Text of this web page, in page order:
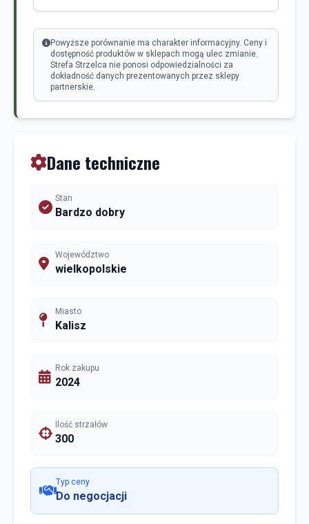
Powyższe porównanie ma charakter informacyjny. Ceny i
dostępność produktów w sklepach mogą ulec zmianie.
Strefa Strzelca nie ponosi odpowiedzialności za
dokładność danych prezentowanych przez sklepy
partnerskie.
Dane techniczne
Stan
Bardzo dobry
Województwo
wielkopolskie
Miasto
Kalisz
Rok zakupu
2024
Ilość strzałów
300
Typ ceny
Do negocjacji